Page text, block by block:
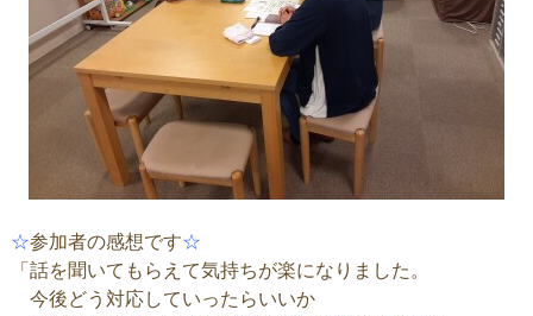
☆参加者の感想です☆
「話を聞いてもらえて気持ちが楽になりました。
今後どう対応していったらいいか